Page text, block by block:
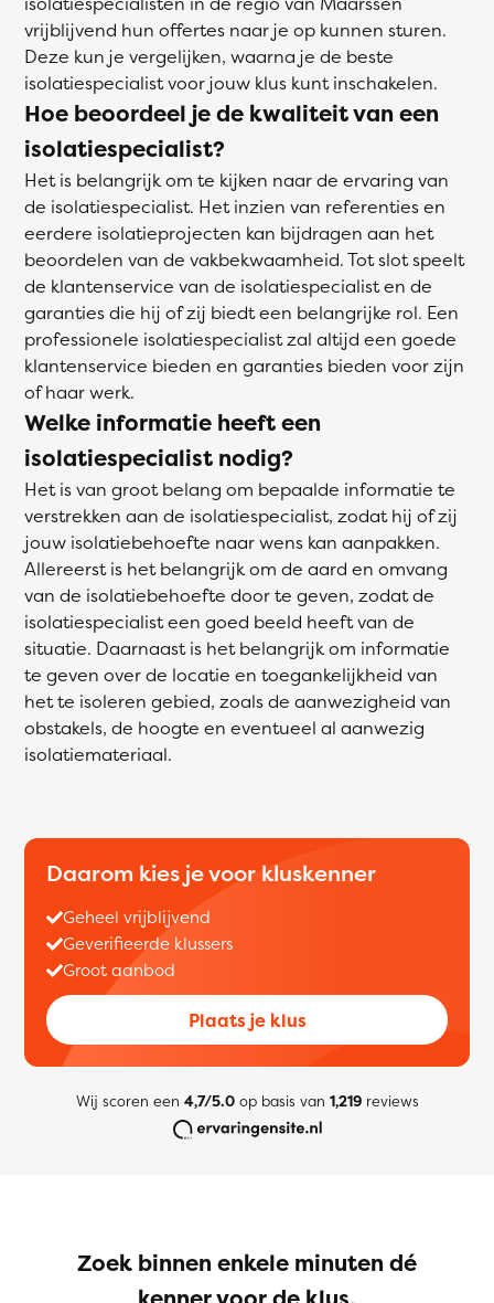
vrijblijvend hun offertes naar je op kunnen sturen.
Deze kun je vergelijken, waarna je de beste
isolatiespecialist voor jouw klus kunt inschakelen.
Hoe beoordeel je de kwaliteit van een
isolatiespecialist?
Het is belangrijk om te kijken naar de ervaring van
de isolatiespecialist. Het inzien van referenties en
eerdere isolatieprojecten kan bijdragen aan het
beoordelen van de vakbekwaamheid. Tot slot speelt
de klantenservice van de isolatiespecialist en de
garanties die hij of zij biedt een belangrijke rol. Een
professionele isolatiespecialist zal altijd een goede
klantenservice bieden en garanties bieden voor zijn
of haar werk.
Welke informatie heeft een
isolatiespecialist nodig?
Het is van groot belang om bepaalde informatie te
verstrekken aan de isolatiespecialist, zodat hij of zij
jouw isolatiebehoefte naar wens kan aanpakken.
Allereerst is het belangrijk om de aard en omvang
van de isolatiebehoefte door te geven, zodat de
isolatiespecialist een goed beeld heeft van de
situatie. Daarnaast is het belangrijk om informatie
te geven over de locatie en toegankelijkheid van
het te isoleren gebied, zoals de aanwezigheid van
obstakels, de hoogte en eventueel al aanwezig
isolatiemateriaal.
Daarom kies je voor kluskenner
Geheel vrijblijvend
Geverifieerde klussers
Groot aanbod
Plaats je klus
Wij scoren een 4,7/5.0op basis van 1,219reviews
Zoek binnen enkele minuten dé